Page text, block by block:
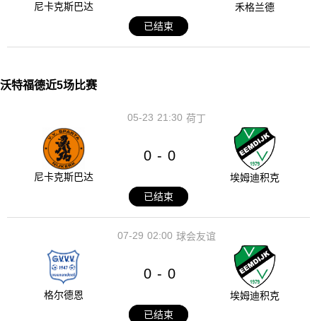
尼卡克斯巴达
禾格兰德
已结束
沃特福德近5场比赛
21:30
05-23 荷丁
尼卡克斯巴达
0 - 0
埃姆迪积克
已结束
02:00
07-29 球会友谊
格尔德恩
0 - 0
埃姆迪积克
已结束